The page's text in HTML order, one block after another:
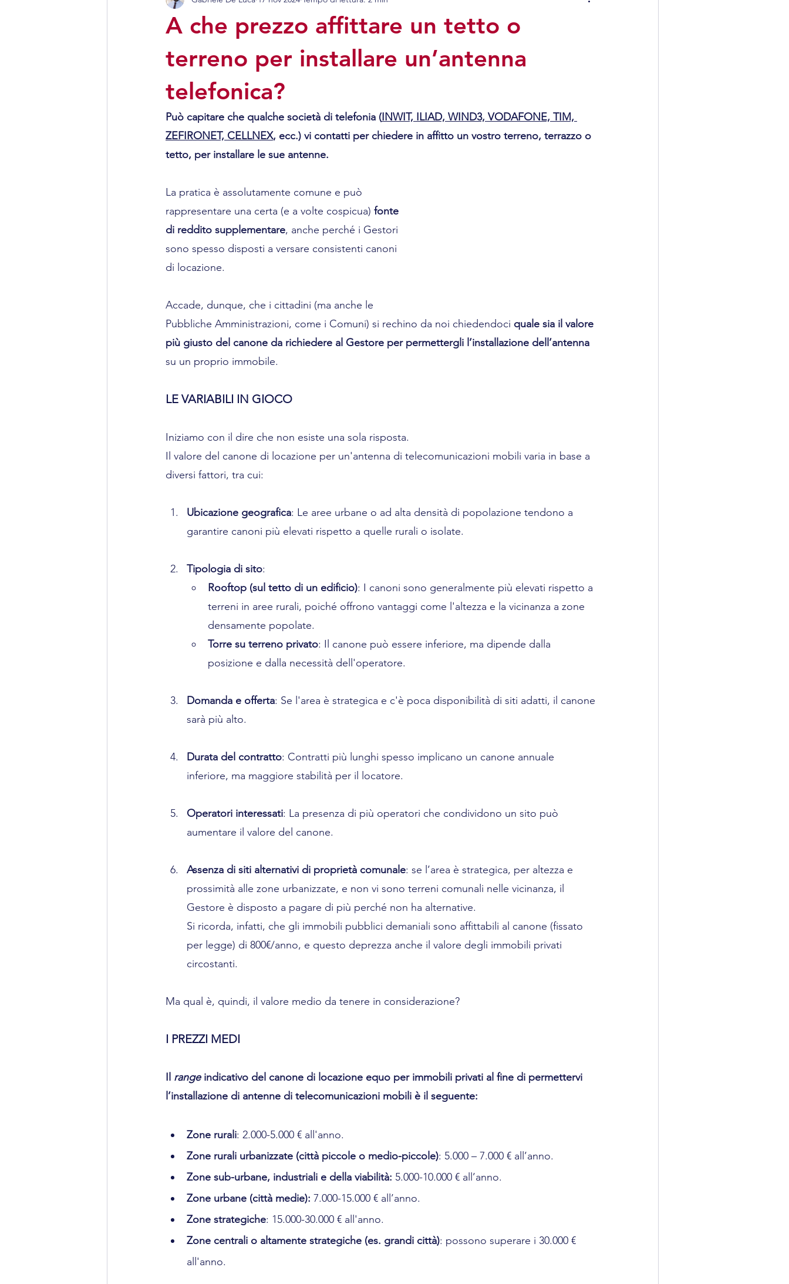
A che prezzo affittare un tetto o
terreno per installare un’antenna
telefonica?
Può capitare che qualche società di telefonia (INWIT, ILIAD, WIND3, VODAFONE, TIM,
ZEFIRONET, CELLNEX, ecc.) vi contatti per chiedere in affitto un vostro terreno, terrazzo o
tetto, per installare le sue antenne.
La pratica è assolutamente comune e può
rappresentare una certa (e a volte cospicua) fonte
di reddito supplementare, anche perché i Gestori
sono spesso disposti a versare consistenti canoni
di locazione.
Accade, dunque, che i cittadini (ma anche le
Pubbliche Amministrazioni, come i Comuni) si rechino da noi chiedendoci quale sia il valore
più giusto del canone da richiedere al Gestore per permettergli l’installazione dell’antenna
su un proprio immobile.
LE VARIABILI IN GIOCO
Iniziamo con il dire che non esiste una sola risposta.
Il valore del canone di locazione per un'antenna di telecomunicazioni mobili varia in base a
diversi fattori, tra cui:
Ubicazione geografica: Le aree urbane o ad alta densità di popolazione tendono a
garantire canoni più elevati rispetto a quelle rurali o isolate.
Tipologia di sito:
Rooftop (sul tetto di un edificio): I canoni sono generalmente più elevati rispetto a
terreni in aree rurali, poiché offrono vantaggi come l'altezza e la vicinanza a zone
densamente popolate.
Torre su terreno privato: Il canone può essere inferiore, ma dipende dalla
posizione e dalla necessità dell'operatore.
Domanda e offerta: Se l'area è strategica e c'è poca disponibilità di siti adatti, il canone
sarà più alto.
Durata del contratto: Contratti più lunghi spesso implicano un canone annuale
inferiore, ma maggiore stabilità per il locatore.
Operatori interessati: La presenza di più operatori che condividono un sito può
aumentare il valore del canone.
Assenza di siti alternativi di proprietà comunale: se l’area è strategica, per altezza e
prossimità alle zone urbanizzate, e non vi sono terreni comunali nelle vicinanza, il
Gestore è disposto a pagare di più perché non ha alternative.
Si ricorda, infatti, che gli immobili pubblici demaniali sono affittabili al canone (fissato
per legge) di 800€/anno, e questo deprezza anche il valore degli immobili privati
circostanti.
Ma qual è, quindi, il valore medio da tenere in considerazione?
I PREZZI MEDI
Il range indicativo del canone di locazione equo per immobili privati al fine di permettervi
l’installazione di antenne di telecomunicazioni mobili è il seguente:
Zone rurali: 2.000-5.000 € all'anno.
Zone rurali urbanizzate (città piccole o medio-piccole): 5.000 – 7.000 € all’anno.
Zone sub-urbane, industriali e della viabilità: 5.000-10.000 € all’anno.
Zone urbane (città medie): 7.000-15.000 € all’anno.
Zone strategiche: 15.000-30.000 € all'anno.
Zone centrali o altamente strategiche (es. grandi città): possono superare i 30.000 €
all'anno.